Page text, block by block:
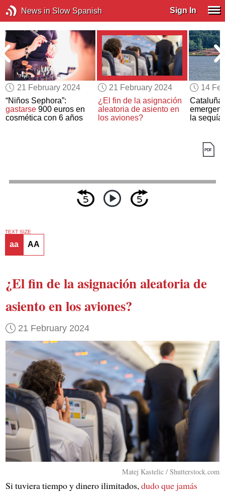
News in Slow Spanish Sign In
21 February 2024
“Niños Sephora”:
gastarse 900 euros en
cosmética con 6 años
21 February 2024
¿El fin de la asignación
aleatoria de asiento en
los aviones?
14
Cataluña
la sequía
TEXT SIZE
aa AA
¿El fin de la asignación aleatoria de
asiento en los aviones?
21 February 2024
Matej Kastelic / Shutterstock.com
Si tuviera tiempo y dinero ilimitados,dudo que jamás